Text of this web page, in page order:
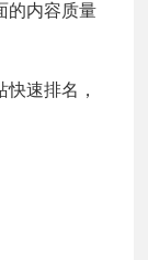
的内容质量
速排名，